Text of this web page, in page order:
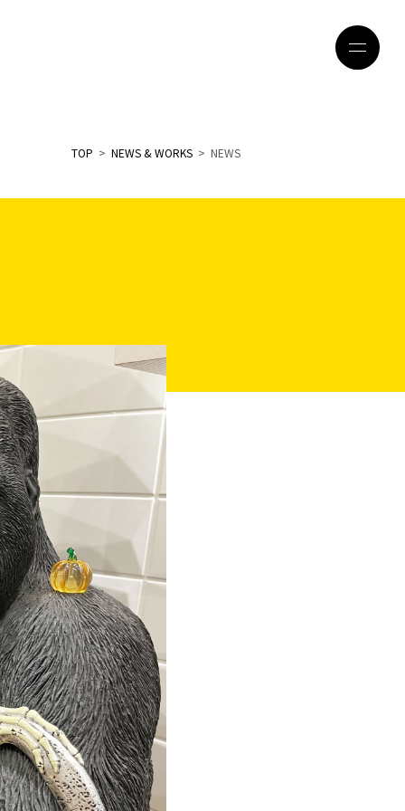
TOP > NEWS & WORKS > NEWS